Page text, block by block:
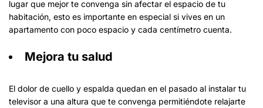
lugar que mejor te convenga sin afectar el espacio de tu
habitación, esto es importante en especial si vives en un
apartamento con poco espacio y cada centímetro cuenta.
Mejora tu salud
El dolor de cuello y espalda quedan en el pasado al instalar tu
televisor a una altura que te convenga permitiéndote relajarte